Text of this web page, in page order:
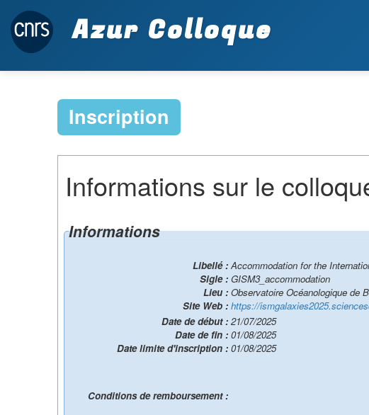
Azur Colloque
Inscription
Informations sur le
Informations
Libellé : Accommodation for the
Sigle : GISM3_accommodation
Lieu : Observatoire Océanologique de
Site Web : https://
Date de début : 21/07/2025
Date de fin : 01/08/2025
Date limite d'inscription : 01/08/2025
Conditions de remboursement :